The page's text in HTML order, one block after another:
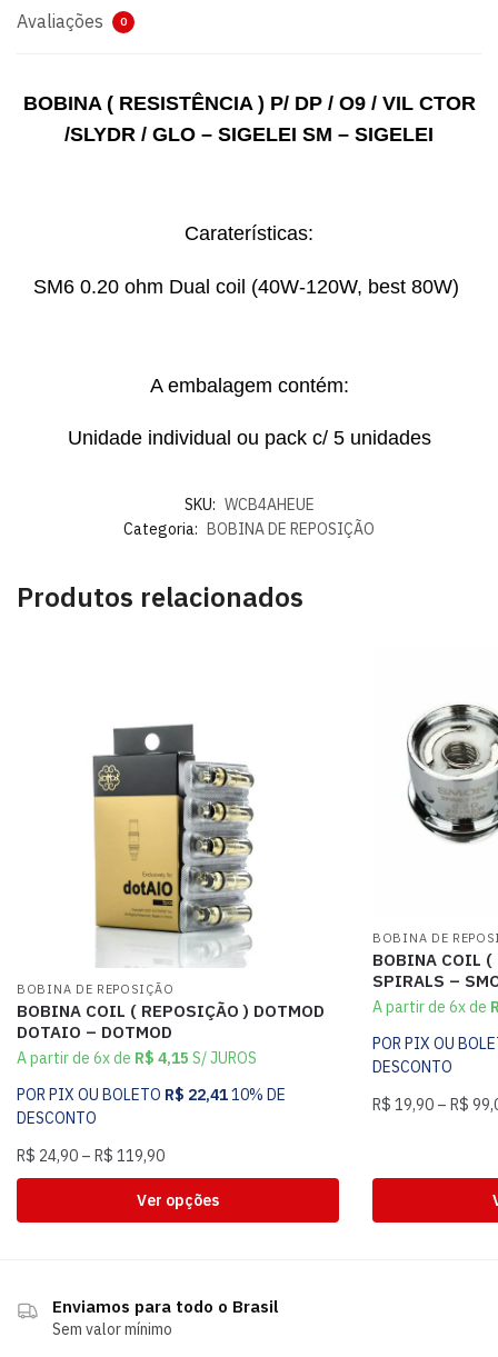
Avaliações 0
BOBINA ( RESISTÊNCIA ) P/ DP / O9 / VIL CTOR
/SLYDR / GLO – SIGELEI SM – SIGELEI
Caraterísticas:
SM6 0.20 ohm Dual coil (40W-120W, best 80W)
A embalagem contém:
Unidade individual ou pack c/ 5 unidades
SKU: WCB4AHEUE
Categoria: BOBINA DE REPOSIÇÃO
Produtos relacionados
BOBINA DE REPOSIÇÃO
BOBINA COIL ( REPOSIÇÃO ) DOTMOD
DOTAIO – DOTMOD
A partir de 6x de R$ 4,15 S/ JUROS
POR PIX OU BOLETO R$ 22,4110% DE
DESCONTO
R$ 24,90 – R$ 119,90
Ver opções
BOBINA DE
BOBINA COIL (
SPIRALS –
A partir de 6x de
POR PIX OU
DESCONTO
R$ 19,90 – R$
Enviamos para todo o Brasil
Sem valor mínimo